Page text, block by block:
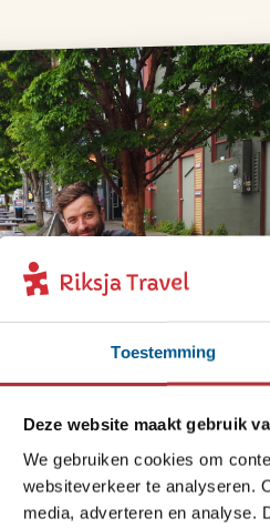
Toestemming
Deze website maakt gebruik
We gebruiken cookies om
websiteverkeer te analyseren.
media, adverteren en analyse.